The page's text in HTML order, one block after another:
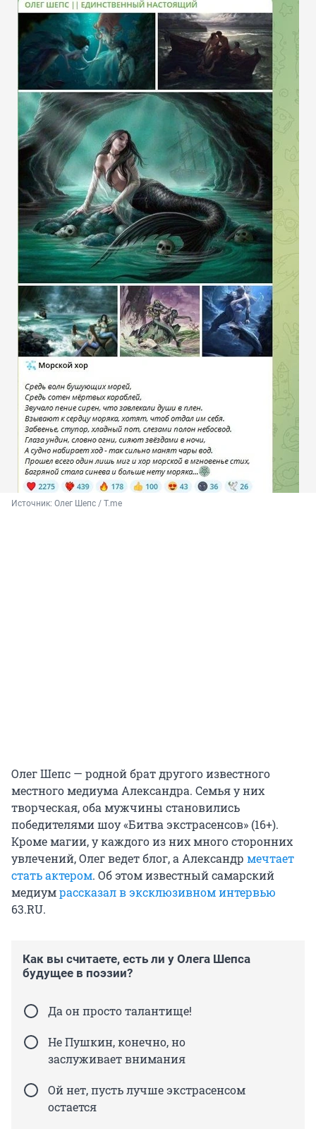
Источник: Олег Шепс / T.me
Олег Шепс — родной брат другого известного
местного медиума Александра. Семья у них
творческая, оба мужчины становились
победителями шоу «Битва экстрасенсов» (16+).
Кроме магии, у каждого из них много сторонних
увлечений, Олег ведет блог, а Александр мечтает
стать актером. Об этом известный самарский
медиумрассказал в эксклюзивном интервью
63.RU.
Как вы считаете, есть ли у Олега Шепса
будущее в поэзии?
Да он просто талантище!
Не Пушкин, конечно, но
заслуживает внимания
Ой нет, пусть лучше экстрасенсом
остается